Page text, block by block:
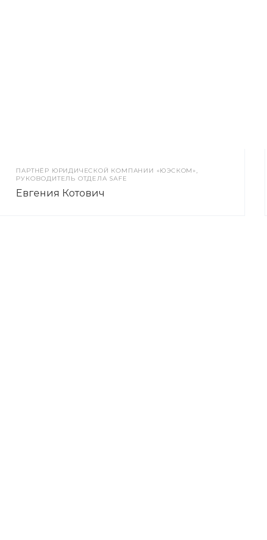
ПАРТНЁР ЮРИДИЧЕСКОЙ КОМПАНИИ «ЮЭСКОМ»,
РУКОВОДИТЕЛЬ ОТДЕЛА SAFE
Евгения Котович